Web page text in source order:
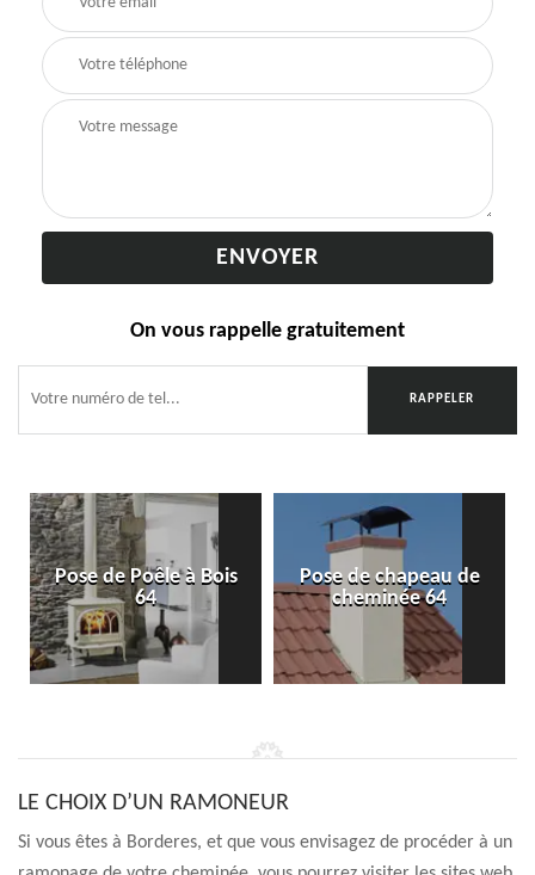
On vous rappelle gratuitement
Pose de Poêle à Bois
64
Pose de chapeau de
cheminée 64
LE CHOIX D’UN RAMONEUR
Si vous êtes à Borderes, et que vous envisagez de procéder à un